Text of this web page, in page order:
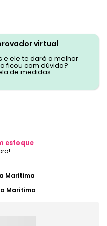
virtual
e ele te dará a melhor
ficou com dúvida?
de medidas.
estoque
Maritima
Maritima